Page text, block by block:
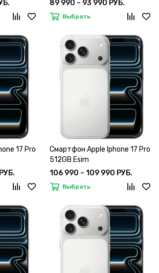
89 990 – 93 990 РУБ.
Выбрать
17 Pro
Смартфон Apple Iphone 17 Pro
512GB Esim
106 990 – 109 990 РУБ.
Выбрать